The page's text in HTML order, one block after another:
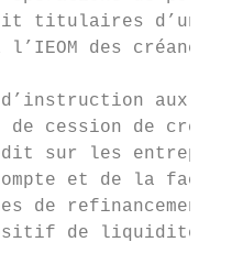
titulaires d’un
l’IEOM des
aux
de cession de
sur les
et de la
de refinancement ;
de liquidité